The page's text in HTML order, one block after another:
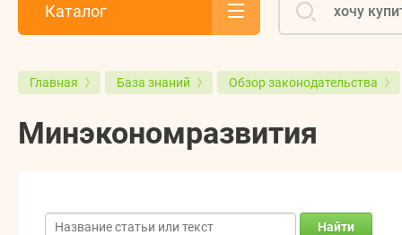
Каталог
Главная База знаний Обзор законодательства
Минэкономразвития
Найти